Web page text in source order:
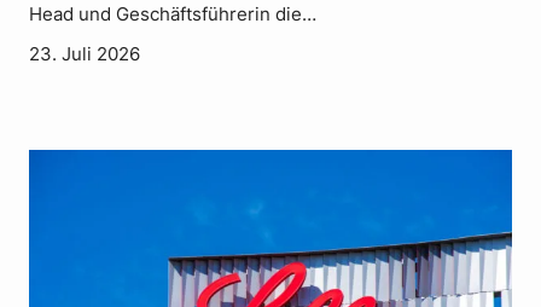
Head und Geschäftsführerin die…
23. Juli 2026